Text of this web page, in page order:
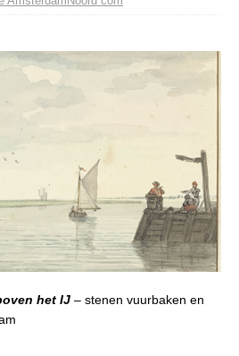
het IJ – stenen vuurbaken en